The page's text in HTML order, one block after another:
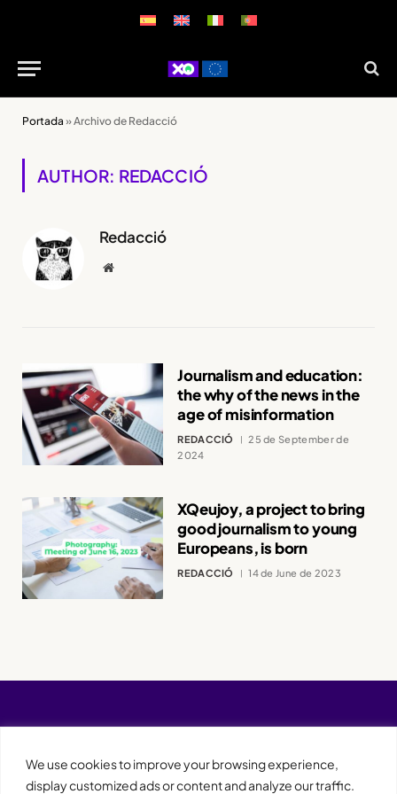
We use cookies to improve your browsing experience,
display customized ads or content and analyze our traffic.
Portada »Archivo de Redacció
AUTHOR: REDACCIÓ
Redacció
Website
Journalism and education:
the why of the news in the
age of misinformation
REDACCIÓ
25 de September de
2024
XQeujoy, a project to bring
good journalism to young
Europeans, is born
REDACCIÓ 14 de June de 2023